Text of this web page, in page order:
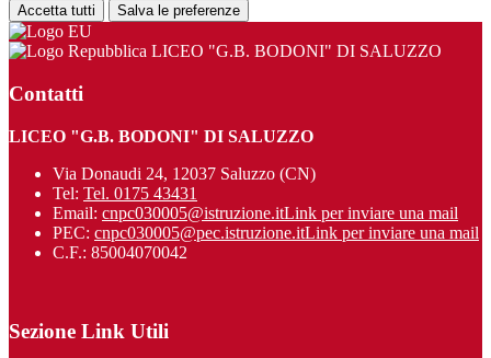
Accetta tutti Salva le preferenze
LICEO "G.B. BODONI" DI SALUZZO
Contatti
LICEO "G.B. BODONI" DI SALUZZO
Via Donaudi 24, 12037 Saluzzo (CN)
Tel: Tel. 0175 43431
Email: cnpc030005@istruzione.itLink per inviare una mail
PEC: cnpc030005@pec.istruzione.itLink per inviare una mail
C.F.: 85004070042
Sezione Link Utili